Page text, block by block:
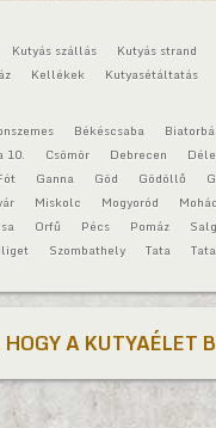
Kutyás szállás
Kutyás strand
Kellékek Kutyasétáltatás
Békéscsaba
10. Csömör Debrecen
Ganna Göd Gödöllő
Miskolc Mogyoród
Orfű Pécs Pomáz
Szombathely Tata
A KUTYAÉLET